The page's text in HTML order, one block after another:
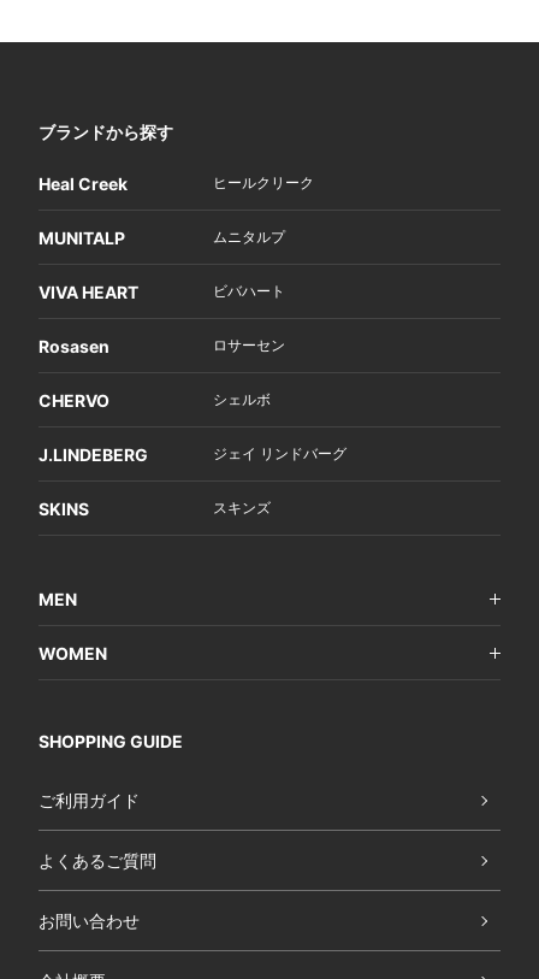
ブランドから探す
Heal Creek ヒールクリーク
MUNITALP ムニタルプ
VIVA HEART ビバハート
Rosasen ロサーセン
CHERVO シェルボ
J.LINDEBERG ジェイ リンドバーグ
SKINS スキンズ
MEN
WOMEN
SHOPPING GUIDE
ご利用ガイド
よくあるご質問
お問い合わせ